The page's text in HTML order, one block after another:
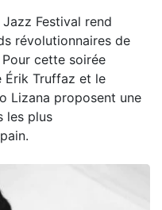
Festival rend
révolutionnaires de
cette soirée
Érik Truffaz et le
Lizana proposent une
les plus